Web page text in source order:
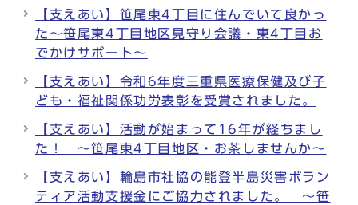
【支えあい】笹尾東4丁目に住んでいて良かっ
た～笹尾東4丁目地区見守り会議・東4丁目お
でかけサポート～
【支えあい】令和6年度三重県医療保健及び子
ども・福祉関係功労表彰を受賞されました。
【支えあい】活動が始まって16年が経ちまし
た！ ～笹尾東4丁目地区・お茶しませんか～
【支えあい】輪島市社協の能登半島災害ボラン
ティア活動支援金にご協力されました。 ～笹